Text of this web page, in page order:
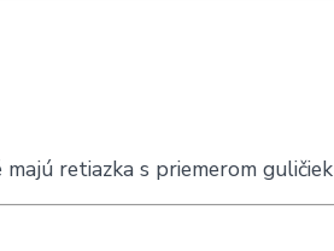
retiazka s priemerom guličiek